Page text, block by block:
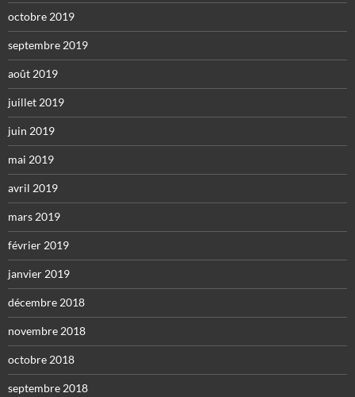
octobre 2019
septembre 2019
août 2019
juillet 2019
juin 2019
mai 2019
avril 2019
mars 2019
février 2019
janvier 2019
décembre 2018
novembre 2018
octobre 2018
septembre 2018